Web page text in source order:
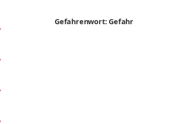
Gefahrenwort: Gefahr